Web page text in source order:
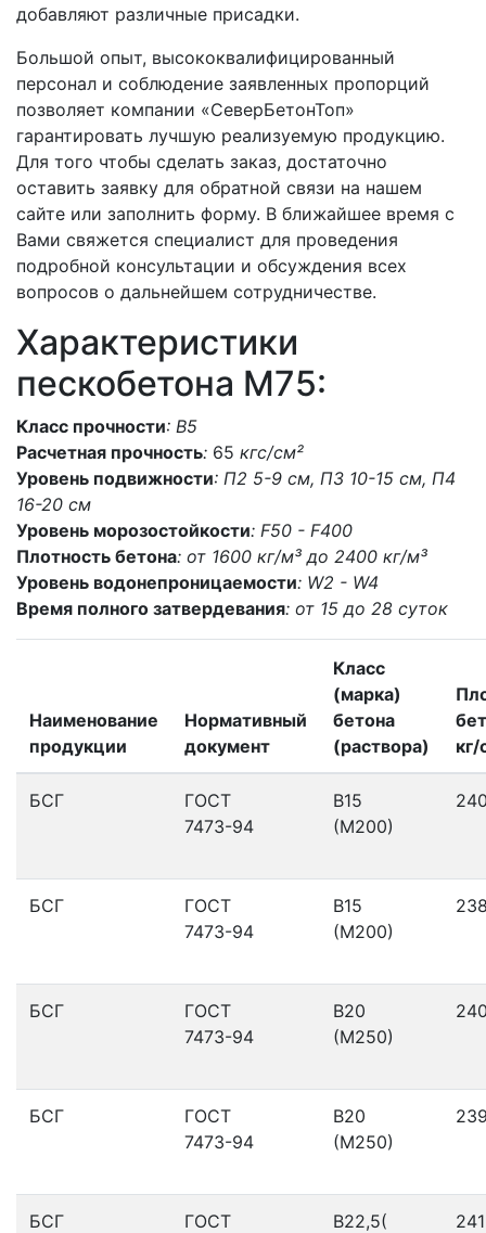
добавляют различные присадки.
Большой опыт, высококвалифицированный
персонал и соблюдение заявленных пропорций
позволяет компании «СеверБетонТоп»
гарантировать лучшую реализуемую продукцию.
Для того чтобы сделать заказ, достаточно
оставить заявку для обратной связи на нашем
сайте или заполнить форму. В ближайшее время с
Вами свяжется специалист для проведения
подробной консультации и обсуждения всех
вопросов о дальнейшем сотрудничестве.
Характеристики
пескобетона М75:
Класс прочности: В5
Расчетная прочность: 65 кгс/см²
Уровень подвижности: П2 5-9 см, П3 10-15 см, П4
16-20 см
Уровень морозостойкости: F50 - F400
Плотность бетона: от 1600 кг/м³ до 2400 кг/м³
Уровень водонепроницаемости: W2 - W4
Время полного затвердевания: от 15 до 28 суток
Наименование
продукции
Нормативный
документ
Класс
(марка)
бетона
(раствора)
кг/
БСГ
ГОСТ
7473-94
В15
(М200)
БСГ
ГОСТ
7473-94
В15
(М200)
БСГ
ГОСТ
7473-94
В20
(М250)
БСГ
ГОСТ
7473-94
В20
(М250)
БСГ
ГОСТ
В22,5(